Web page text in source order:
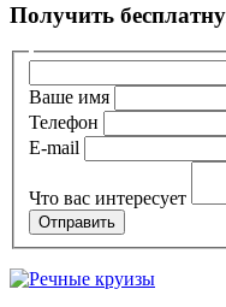
Получить
Ваше имя
Телефон
E-mail
Что вас интересует